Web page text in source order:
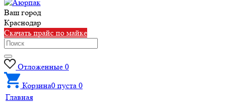
Ваш город
Краснодар
Скачать прайс по майке
Отложенные 0
Корзина0 пуста 0
Главная